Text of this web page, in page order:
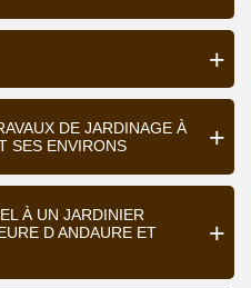
DE JARDINAGE À
SES ENVIRONS
À UN JARDINIER
D ANDAURE ET